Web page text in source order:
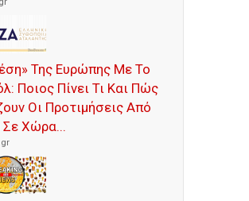
Της Ευρώπης Με Το
Ποιος Πίνει Τι Και Πώς
Οι Προτιμήσεις Από
Χώρα...